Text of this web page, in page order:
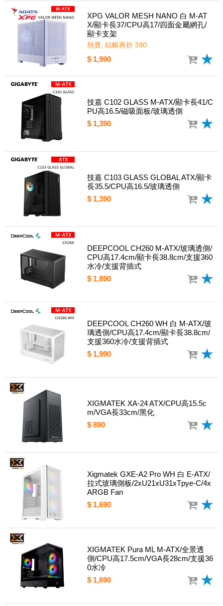
XPG VALOR MESH NANO 白 M-AT
X/顯卡長37/CPU高17/四面金屬網孔/
顯卡支架
熱賣, 結帳再折 390
$ 1,990
技嘉 C102 GLASS M-ATX/顯卡長41/C
PU高16.5/磁吸面板/玻璃透側
$ 1,390
技嘉 C103 GLASS GLOBAL ATX/顯卡
長35.5/CPU高16.5/玻璃透側
$ 1,390
DEEPCOOL CH260 M-ATX/玻璃透側/
CPU高17.4cm/顯卡長38.8cm/支援360
水冷/支援背插式
$ 1,890
DEEPCOOL CH260 WH 白 M-ATX/玻
璃透側/CPU高17.4cm/顯卡長38.8cm/
支援360水冷/支援背插式
$ 1,990
XIGMATEK XA-24 ATX/CPU高15.5c
m/VGA長33cm/黑化
$ 890
Xigmatek GXE-A2 Pro WH 白 E-ATX/
拉式玻璃側板/2xU21xU31xTpye-C/4x
ARGB Fan
$ 1,690
XIGMATEK Pura ML M-ATX/全景透
側/CPU高17.5cm/VGA長28cm/支援36
0水冷
$ 1,690